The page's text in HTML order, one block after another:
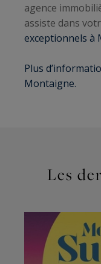
agence
assiste dans
exceptionnels à
Plus
Montaigne.
Les